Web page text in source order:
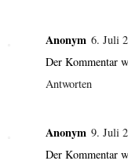
Anonym 6. Juli
Der Kommentar
Antworten
Anonym 9. Juli
Der Kommentar